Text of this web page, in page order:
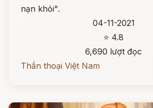
nạn khỏi".
04-11-2021
⭐ 4.8
6,690 lượt đọc
Thần thoại Việt Nam